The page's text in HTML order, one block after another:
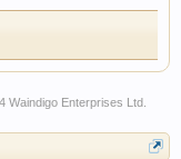
Waindigo Enterprises Ltd.